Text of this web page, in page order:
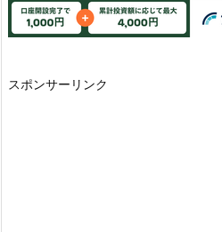
スポンサーリンク